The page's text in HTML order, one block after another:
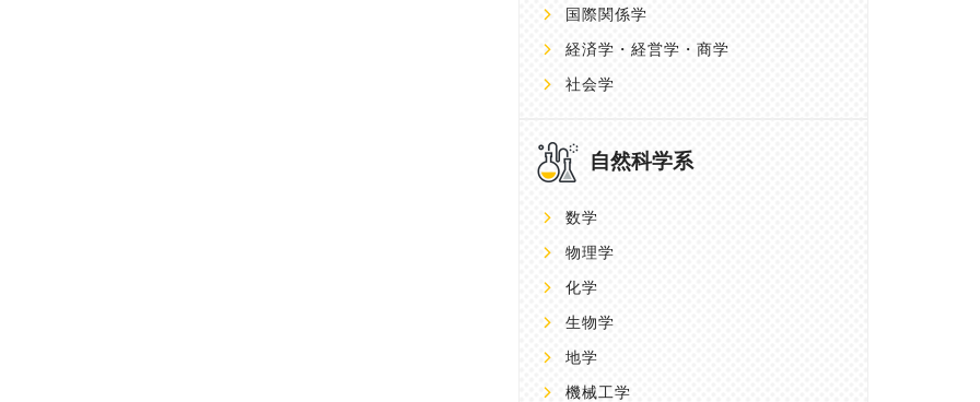
国際関係学
経済学・経営学・商学
社会学
自然科学系
数学
物理学
化学
生物学
地学
機械工学